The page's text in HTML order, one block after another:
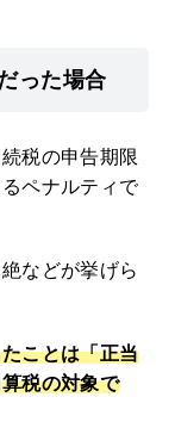
った場合
税の申告期限
ペナルティで
などが挙げら
ことは「正当
税の対象で